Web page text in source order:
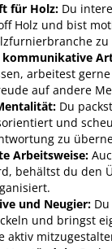
für Holz: Du
Holz und bist
zu
kommunikative
arbeitest
auf andere
Du
und
zu
Arbeitsweise:
behältst du den
und Neugier:
und bringst
aktiv